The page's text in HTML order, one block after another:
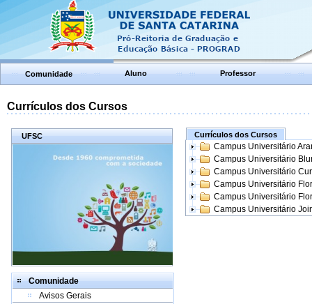
Comunidade Aluno Professor
Currículos dos Cursos
UFSC
Comunidade
Avisos Gerais
Currículos dos Cursos
Campus Universitário
Campus Universitário
Campus Universitário
Campus Universitário
Campus Universitário
Campus Universitário